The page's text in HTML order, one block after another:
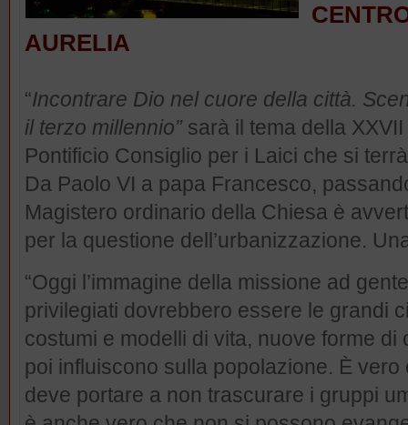
AURELIA
“Incontrare Dio nel cuore della città.
il terzo millennio” sarà il tema della
Pontificio Consiglio per i Laici che si
Da Paolo VI a papa Francesco,
Magistero ordinario della Chiesa è
per la questione dell’urbanizzazione.
“Oggi l’immagine della missione ad
privilegiati dovrebbero essere le grandi
costumi e modelli di vita, nuove forme
poi influiscono sulla popolazione. È vero
deve portare a non trascurare i gruppi